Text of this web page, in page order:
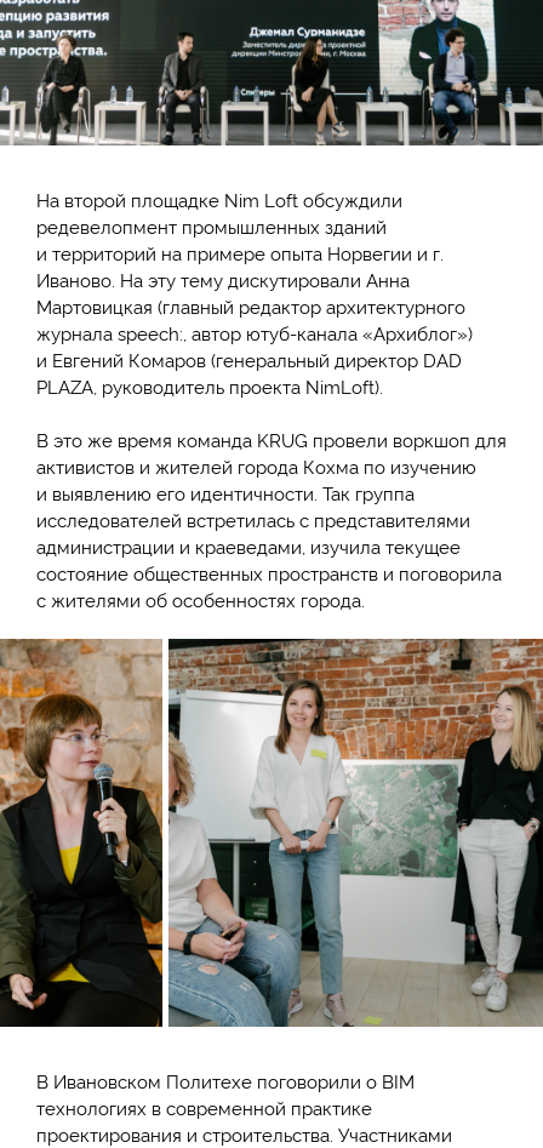
На второй площадке Nim Loft обсуждили
редевелопмент промышленных зданий
и территорий на примере опыта Норвегии и г.
Иваново. На эту тему дискутировали Анна
Мартовицкая (главный редактор архитектурного
журнала speech:, автор ютуб-канала «Архиблог»)
и Евгений Комаров (генеральный директор DAD
PLAZA, руководитель проекта NimLoft).
В это же время команда KRUG провели воркшоп для
активистов и жителей города Кохма по изучению
и выявлению его идентичности. Так группа
исследователей встретилась с представителями
администрации и краеведами, изучила текущее
состояние общественных пространств и поговорила
с жителями об особенностях города.
В Ивановском Политехе поговорили о BIM
технологиях в современной практике
проектирования и строительства. Участниками